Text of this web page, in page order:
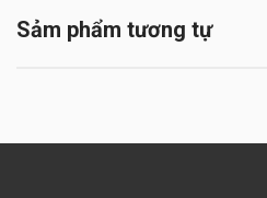
Sảm phẩm tương tự